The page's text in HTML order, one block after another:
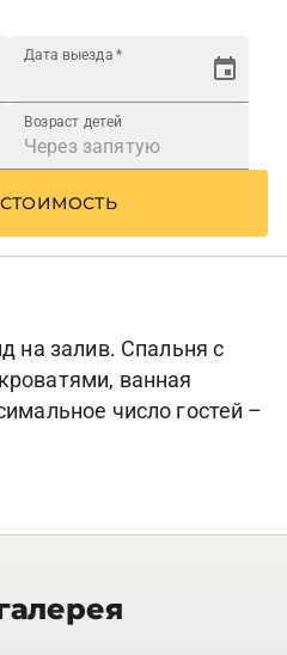
Дата выезда *
Возраст детей
на залив. Спальня с
ванная
число гостей –